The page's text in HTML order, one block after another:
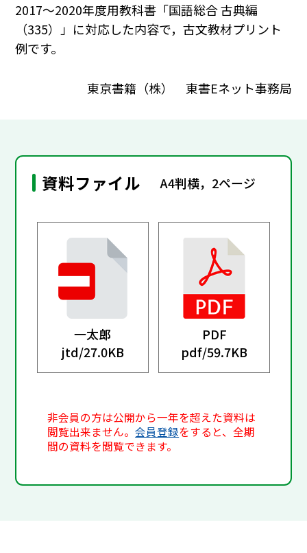
2017～2020年度用教科書「国語総合 古典編
（335）」に対応した内容で，古文教材プリント
例です。
東京書籍（株） 東書Eネット事務局
資料ファイル A4判横，2ページ
一太郎
jtd/27.0KB
PDF
pdf/59.7KB
非会員の方は公開から一年を超えた資料は
閲覧出来ません。会員登録をすると、全期
間の資料を閲覧できます。